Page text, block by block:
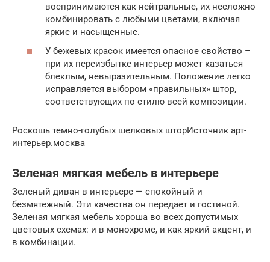
воспринимаются как нейтральные, их несложно
комбинировать с любыми цветами, включая
яркие и насыщенные.
У бежевых красок имеется опасное свойство –
при их переизбытке интерьер может казаться
блеклым, невыразительным. Положение легко
исправляется выбором «правильных» штор,
соответствующих по стилю всей композиции.
Роскошь темно-голубых шелковых шторИсточник арт-
интерьер.москва
Зеленая мягкая мебель в интерьере
Зеленый диван в интерьере — спокойный и
безмятежный. Эти качества он передает и гостиной.
Зеленая мягкая мебель хороша во всех допустимых
цветовых схемах: и в монохроме, и как яркий акцент, и
в комбинации.